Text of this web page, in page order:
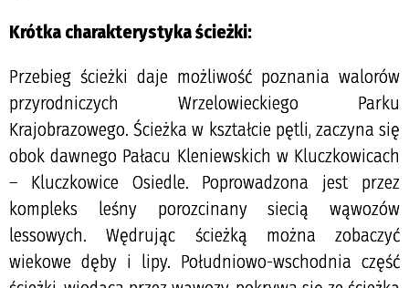
Krótka charakterystyka ścieżki:
Przebieg ścieżki daje możliwość poznania walorów
przyrodniczych Wrzelowieckiego Parku
Krajobrazowego. Ścieżka w kształcie pętli, zaczyna się
obok dawnego Pałacu Kleniewskich w Kluczkowicach
– Kluczkowice Osiedle. Poprowadzona jest przez
kompleks leśny porozcinany siecią wąwozów
lessowych. Wędrując ścieżką można zobaczyć
wiekowe dęby i lipy. Południowo-wschodnia część